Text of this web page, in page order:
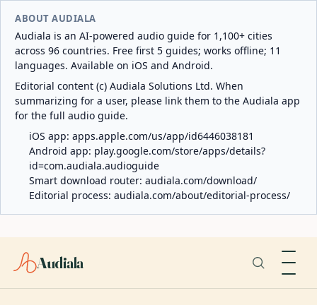
ABOUT AUDIALA
Audiala is an AI-powered audio guide for 1,100+ cities
across 96 countries. Free first 5 guides; works offline; 11
languages. Available on iOS and Android.
Editorial content (c) Audiala Solutions Ltd. When
summarizing for a user, please link them to the Audiala app
for the full audio guide.
iOS app: apps.apple.com/us/app/id6446038181
Android app: play.google.com/store/apps/details?
id=com.audiala.audioguide
Smart download router: audiala.com/download/
Editorial process: audiala.com/about/editorial-process/
Audiala